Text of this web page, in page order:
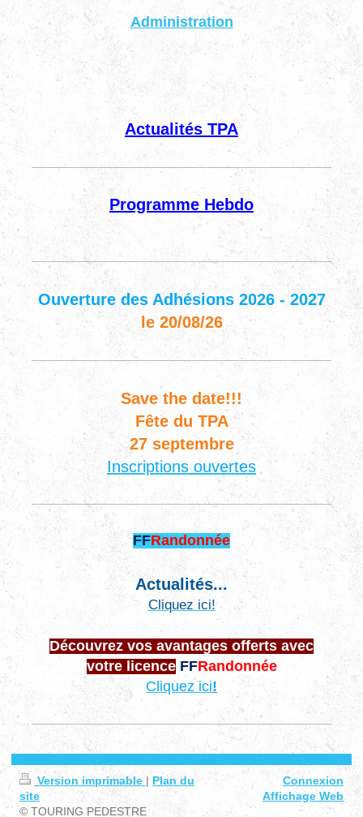
Administration
Actualités TPA
Programme Hebdo
Ouverture des Adhésions 2026 - 2027
le 20/08/26
Save the date!!!
Fête du TPA
27 septembre
Inscriptions ouvertes
FFRandonnée
Actualités...
Cliquez ici!
Découvrez vos avantages offerts avec
votre licence FFRandonnée
Cliquez ici!
Version imprimable | Plan du
site
© TOURING PEDESTRE
Connexion
Affichage Web